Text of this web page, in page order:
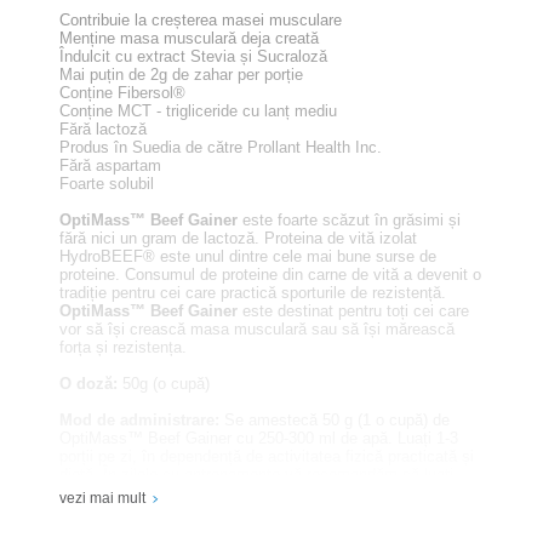
Contribuie la creșterea masei musculare
Menține masa musculară deja creată
Îndulcit cu extract Stevia și Sucraloză
Mai puțin de 2g de zahar per porție
Conține Fibersol®
Conține MCT - trigliceride cu lanț mediu
Fără lactoză
Produs în Suedia de către Prollant Health Inc.
Fără aspartam
Foarte solubil
OptiMass™ Beef Gainer este foarte scăzut în grăsimi și
fără nici un gram de lactoză. Proteina de vită izolat
HydroBEEF® este unul dintre cele mai bune surse de
proteine. Consumul de proteine din carne de vită a devenit o
tradiție pentru cei care practică sporturile de rezistență.
OptiMass™ Beef Gainer este destinat pentru toți cei care
vor să își crească masa musculară sau să își mărească
forța și rezistența.
produsul după exerciții, iar în zile de odihnă, între mese, ca
vezi mai mult